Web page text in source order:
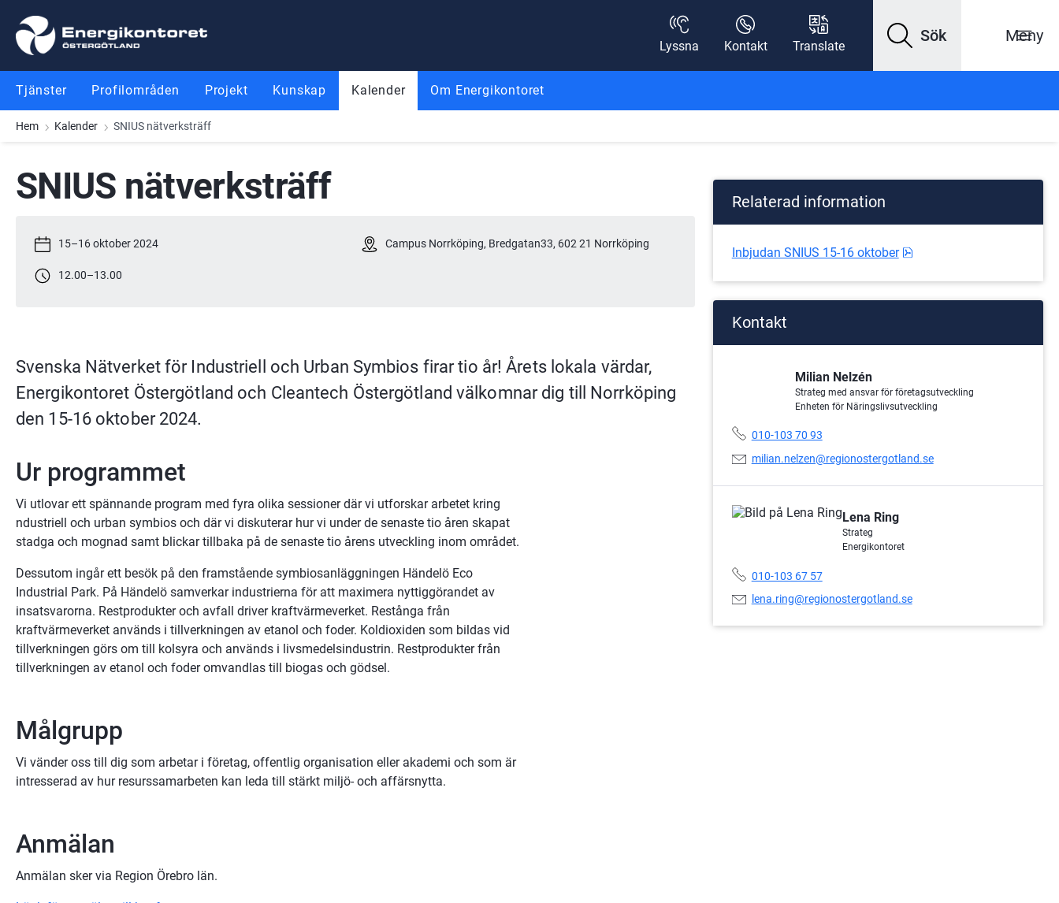
Gå till innehåll
Gå till meny
Gå till sidfot
Lyssna
Kontakt Translate
Sök Meny
Tjänster Profilområden Projekt Kunskap Kalender Om Energikontoret
Hem Kalender SNIUS nätverksträff
SNIUS nätverksträff
15–16 oktober 2024
12.00–13.00
Campus Norrköping, Bredgatan33, 602 21 Norrköping
Svenska Nätverket för Industriell och Urban Symbios firar tio år! Årets lokala värdar,
Energikontoret Östergötland och Cleantech Östergötland välkomnar dig till Norrköping
den 15-16 oktober 2024.
Ur programmet
Vi utlovar ett spännande program med fyra olika sessioner där vi utforskar arbetet kring
ndustriell och urban symbios och där vi diskuterar hur vi under de senaste tio åren skapat
stadga och mognad samt blickar tillbaka på de senaste tio årens utveckling inom området.
Dessutom ingår ett besök på den framstående symbiosanläggningen Händelö Eco
Industrial Park. På Händelö samverkar industrierna för att maximera nyttiggörandet av
insatsvarorna. Restprodukter och avfall driver kraftvärmeverket. Restånga från
kraftvärmeverket används i tillverkningen av etanol och foder. Koldioxiden som bildas vid
tillverkningen görs om till kolsyra och används i livsmedelsindustrin. Restprodukter från
tillverkningen av etanol och foder omvandlas till biogas och gödsel.
Målgrupp
Vi vänder oss till dig som arbetar i företag, offentlig organisation eller akademi och som är
intresserad av hur resurssamarbeten kan leda till stärkt miljö- och affärsnytta.
Anmälan
Anmälan sker via Region Örebro län.
Relaterad information
Inbjudan SNIUS 15-16 oktober pdf, 314.3 kB.
Kontakt
Milian Nelzén
Strateg med ansvar för företagsutveckling
Enheten för Näringslivsutveckling
Telefonnummer:
010-103 70 93
E-
milian.nelzen@regionostergotland.se
Lena Ring
Strateg
Energikontoret
Telefonnummer:
010-103 67 57
E-
lena.ring@regionostergotland.se